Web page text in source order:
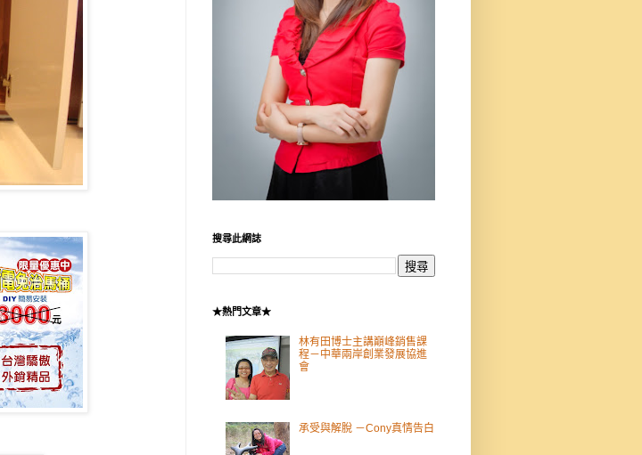
搜尋此網誌
★熱門文章★
林有田博士主講巔峰銷售課
程－中華兩岸創業發展協進
會
承受與解脫 －Cony真情告白